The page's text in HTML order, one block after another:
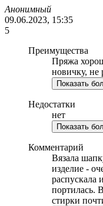
Анонимный
09.06.2023, 15:35
5
Преимущества
Пряжа
новичку, не
Показать
Недостатки
нет
Показать
Комментарий
Вязала
изделие -
распускала
портилась.
стирки